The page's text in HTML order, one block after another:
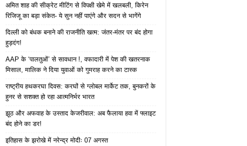
अमित शाह की सीक्रेट मीटिंग से विपक्षी खेमे में खलबली, किरेन
रिजिजू का बड़ा संकेत- ये सुन नहीं पाएंगे और सदन से भागेंगे
दिल्ली को बंधक बनाने की राजनीति खत्म: जंतर-मंतर पर बंद होगा
हुड़दंग!
AAP के ‘पालतुओं’ से सावधान !, वफादारी में पेश की खतरनाक
मिसाल, मालिक ने दिया युवाओं को गुमराह करने का टास्क
राष्ट्रीय हथकरघा दिवस: करघों से ग्लोबल मार्केट तक, बुनकरों के
हुनर से सशक्त हो रहा आत्मनिर्भर भारत
झूठ और अफवाह के उस्ताद केजरीवाल: अब फैलाया हवा में फ्लाइट
बंद होने का डर!
इतिहास के झरोखे में नरेन्द्र मोदीः 07 अगस्त